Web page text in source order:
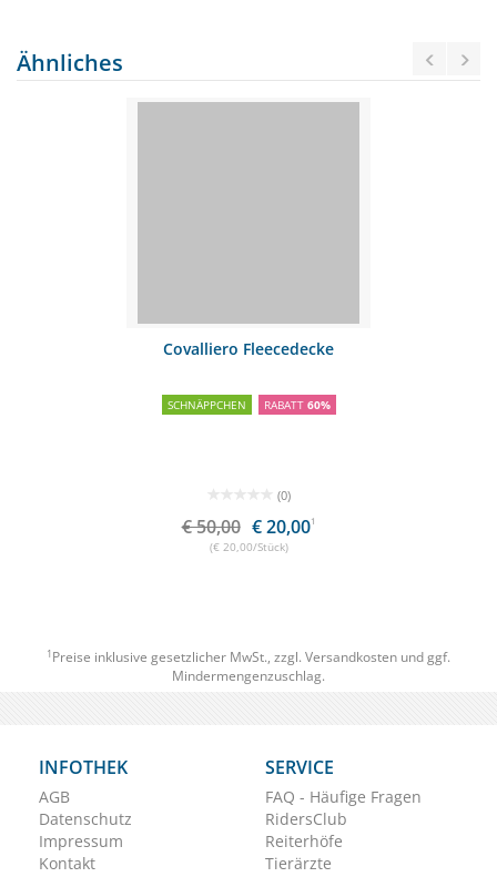
Ähnliches
Covalliero Fleecedecke
SCHNÄPPCHEN RABATT 60%
(0)
€ 50,00 € 20,001
(€ 20,00/Stück)
1 Preise inklusive gesetzlicher MwSt., zzgl. Versandkosten und ggf.
Mindermengenzuschlag.
INFOTHEK
AGB
Datenschutz
Impressum
Kontakt
SERVICE
FAQ - Häufige Fragen
RidersClub
Reiterhöfe
Tierärzte